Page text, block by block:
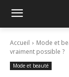
Accueil Mode et
vraiment possible ?
Mode et beauté